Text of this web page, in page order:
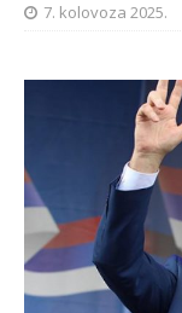
7. kolovoza 2025.